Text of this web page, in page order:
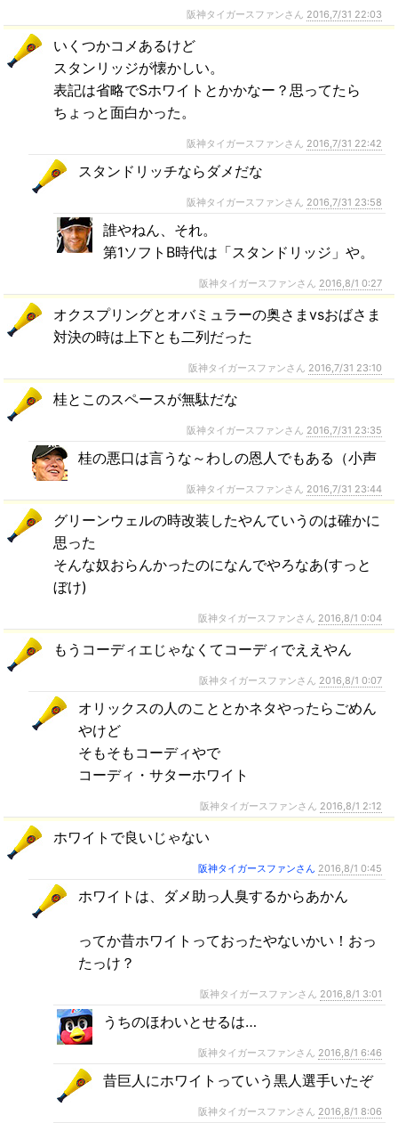
阪神タイガースファンさん 2016,7/31 22:03
いくつかコメあるけど
スタンリッジが懐かしい。
表記は省略でSホワイトとかかなー？思ってたら
ちょっと面白かった。
阪神タイガースファンさん 2016,7/31 22:42
スタンドリッチならダメだな
阪神タイガースファンさん 2016,7/31 23:58
誰やねん、それ。
第1ソフトB時代は「スタンドリッジ」や。
阪神タイガースファンさん 2016,8/1 0:27
オクスプリングとオバミュラーの奥さまvsおばさま
対決の時は上下とも二列だった
阪神タイガースファンさん 2016,7/31 23:10
桂とこのスペースが無駄だな
阪神タイガースファンさん 2016,7/31 23:35
桂の悪口は言うな～わしの恩人でもある（小声
阪神タイガースファンさん 2016,7/31 23:44
グリーンウェルの時改装したやんていうのは確かに
思った
そんな奴おらんかったのになんでやろなあ(すっと
ぼけ)
阪神タイガースファンさん 2016,8/1 0:04
もうコーディエじゃなくてコーディでええやん
阪神タイガースファンさん 2016,8/1 0:07
オリックスの人のこととかネタやったらごめん
やけど
そもそもコーディやで
コーディ・サターホワイト
阪神タイガースファンさん 2016,8/1 2:12
ホワイトで良いじゃない
阪神タイガースファンさん 2016,8/1 0:45
ホワイトは、ダメ助っ人臭するからあかん
ってか昔ホワイトっておったやないかい！おっ
たっけ？
阪神タイガースファンさん 2016,8/1 3:01
うちのほわいとせるは…
阪神タイガースファンさん 2016,8/1 6:46
昔巨人にホワイトっていう黒人選手いたぞ
阪神タイガースファンさん 2016,8/1 8:06